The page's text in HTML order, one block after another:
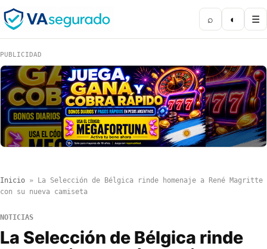
⌕ ◐ ☰
PUBLICIDAD
Inicio »
La Selección de Bélgica rinde homenaje a René Magritte
con su nueva camiseta
NOTICIAS
La Selección de Bélgica rinde